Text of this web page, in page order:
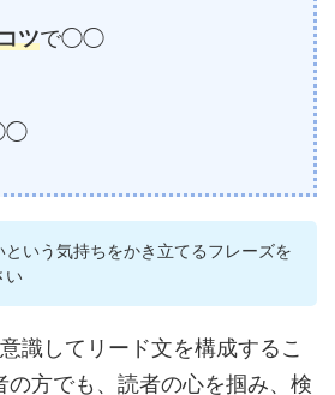
ツで◯◯
という気持ちをかき立てるフレーズを
い
識してリード文を構成するこ
の方でも、読者の心を掴み、検